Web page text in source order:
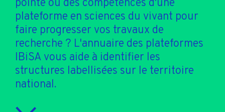
pointe ou des compétences d'une
plateforme en sciences du vivant pour
faire progresser vos travaux de
recherche ? L'annuaire des plateformes
IBiSA vous aide à identifier les
structures labellisées sur le territoire
national.